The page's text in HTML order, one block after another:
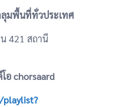
ลุมพื้นที่ทั่วประเทศ
421 สถานี
อ chorsaard
playlist?